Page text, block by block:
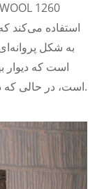
استفاده می‌کند
به شکل
است که دیوار
است، در حالی که دیوار داخلی برعکس، مانند یک گوه است.